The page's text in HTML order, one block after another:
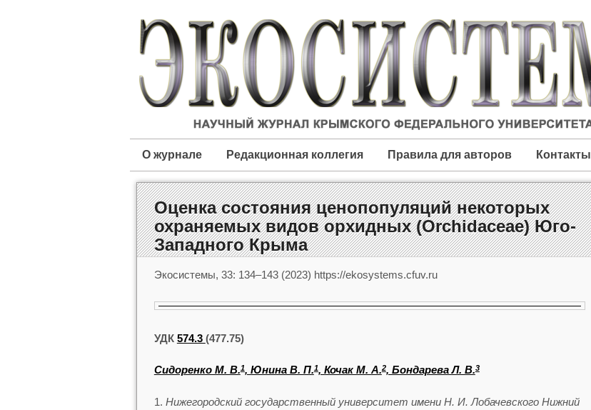
О журнале Редакционная коллегия Правила для авторов Контакты
Оценка состояния ценопопуляций некоторых
охраняемых видов орхидных (Orchidaceae) Юго-
Западного Крыма
Экосистемы, 33: 134–143 (2023) https://ekosystems.cfuv.ru
УДК 574.3 (477.75)
Сидоренко М. В.1, Юнина В. П.1, Кочак М. А.2, Бондарева Л. В.3
Нижегородский государственный университет имени Н. И. Лобачевского Нижний